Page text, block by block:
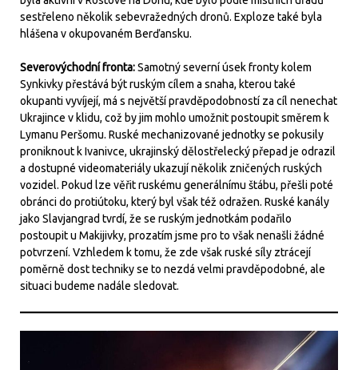
sestřeleno několik sebevražedných dronů. Exploze také byla
hlášena v okupovaném Berďansku.
Severovýchodní fronta:Samotný severní úsek fronty kolem
Synkivky přestává být ruským cílem a snaha, kterou také
okupanti vyvíjejí, má s největší pravděpodobností za cíl nenechat
Ukrajince v klidu, což by jim mohlo umožnit postoupit směrem k
Lymanu Peršomu. Ruské mechanizované jednotky se pokusily
proniknout k Ivanivce, ukrajinský dělostřelecký přepad je odrazil
a dostupné videomateriály ukazují několik zničených ruských
vozidel. Pokud lze věřit ruskému generálnímu štábu, přešli poté
obránci do protiútoku, který byl však též odražen. Ruské kanály
jako Slavjangrad tvrdí, že se ruským jednotkám podařilo
postoupit u Makijivky, prozatím jsme pro to však nenašli žádné
potvrzení. Vzhledem k tomu, že zde však ruské síly ztrácejí
poměrně dost techniky se to nezdá velmi pravděpodobné, ale
situaci budeme nadále sledovat.